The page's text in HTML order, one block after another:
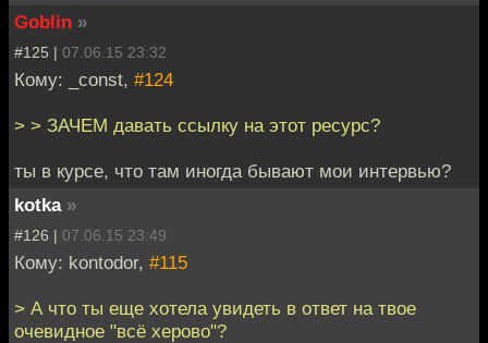
Goblin »
#125 | 07.06.15 23:32
Кому: _const, #124
> > ЗАЧЕМ давать ссылку на этот ресурс?
ты в курсе, что там иногда бывают мои интервью?
kotka »
#126 | 07.06.15 23:49
Кому: kontodor, #115
> А что ты еще хотела увидеть в ответ на твое
очевидное "всё херово"?